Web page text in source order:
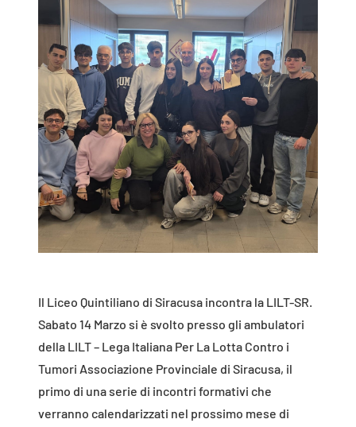
Il Liceo Quintiliano di Siracusa incontra la LILT-SR.
Sabato 14 Marzo si è svolto presso gli ambulatori
della LILT – Lega Italiana Per La Lotta Contro i
Tumori Associazione Provinciale di Siracusa, il
primo di una serie di incontri formativi che
verranno calendarizzati nel prossimo mese di